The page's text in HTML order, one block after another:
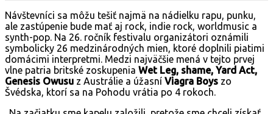
Návštevníci sa môžu tešiť najmä na nádielku rapu, punku,
ale zastúpenie bude mať aj rock, indie rock, worldmusic a
synth-pop. Na 26. ročník festivalu organizátori oznámili
symbolicky 26 medzinárodných mien, ktoré doplnili piatimi
domácimi interpretmi. Medzi najväčšie mená v tejto prvej
vlne patria britské zoskupenia Wet Leg, shame, Yard Act,
Genesis Owusu z Austrálie a úžasní Viagra Boys zo
Švédska, ktorí sa na Pohodu vrátia po 4 rokoch.